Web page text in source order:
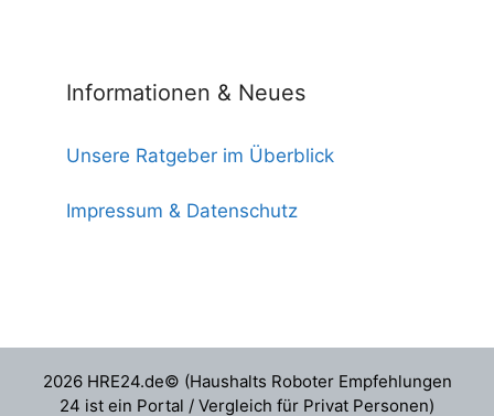
Informationen & Neues
Unsere Ratgeber im Überblick
Impressum & Datenschutz
2026 HRE24.de© (Haushalts Roboter Empfehlungen
24 ist ein Portal / Vergleich für Privat Personen)